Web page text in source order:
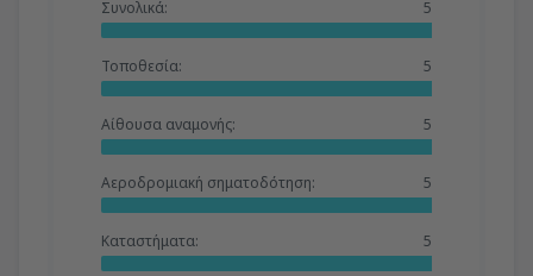
Συνολικά: 5
Τοποθεσία: 5
Αίθουσα αναμονής: 5
Αεροδρομιακή σηματοδότηση: 5
Καταστήματα: 5